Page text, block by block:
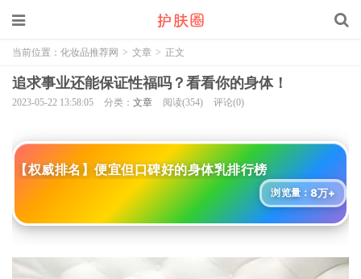
当前位置： 化妆品推荐网 > 文章 > 正文
追求事业还能保证性福吗？看看你的身体！
2023-05-22 13:58:05 分类： 文章 阅读(354) 评论(0)
【权威排名】便宜但口碑好的身体乳排行榜
浏览量： 8万+